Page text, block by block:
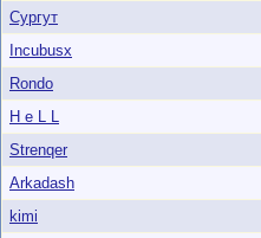
Сургут
Incubusx
Rondo
H e L L
Strenqer
Arkadash
kimi